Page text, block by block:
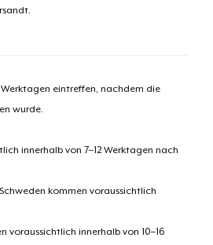
eintreffen, nachdem die
wurde.
innerhalb von 7–12 Werktagen nach
kommen voraussichtlich
voraussichtlich innerhalb von 10–16